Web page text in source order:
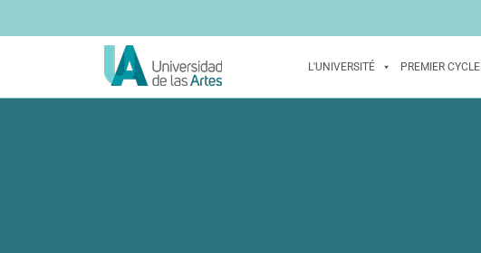
L'UNIVERSITÉ PREMIER CYCLE